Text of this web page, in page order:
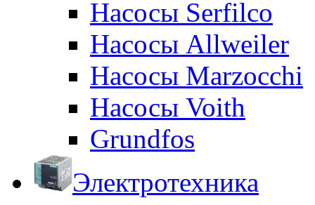
Насосы Serfilco
Насосы Allweiler
Насосы Marzocchi
Насосы Voith
Grundfos
Электротехника